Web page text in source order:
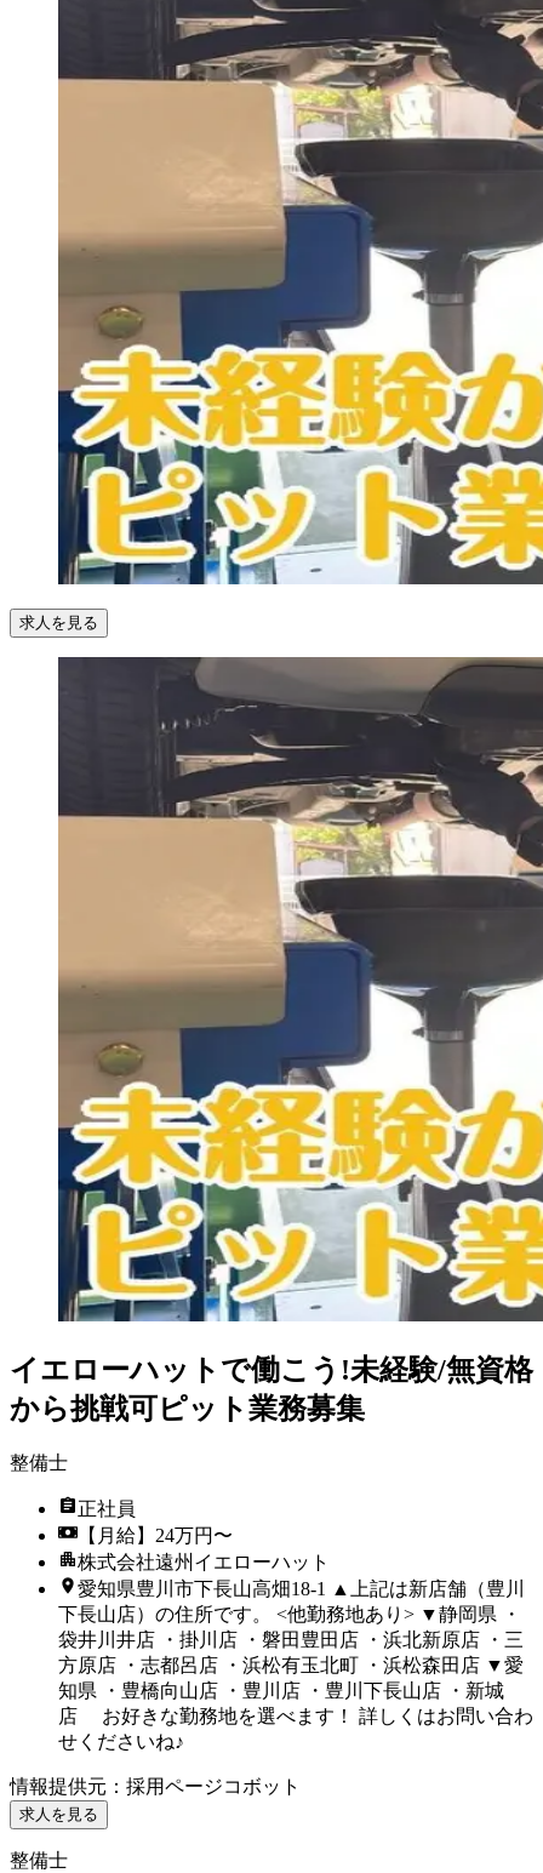
求人を見る
イエローハットで働こう!未経験/無資格
から挑戦可ピット業務募集
整備士
正社員
【月給】24万円〜
株式会社遠州イエローハット
愛知県豊川市下長山高畑18-1 ▲上記は新店舗（豊川
下長山店）の住所です。 <他勤務地あり> ▼静岡県 ・
袋井川井店 ・掛川店 ・磐田豊田店 ・浜北新原店 ・三
方原店 ・志都呂店 ・浜松有玉北町 ・浜松森田店 ▼愛
知県 ・豊橋向山店 ・豊川店 ・豊川下長山店 ・新城
店 お好きな勤務地を選べます！ 詳しくはお問い合わ
せくださいね♪
情報提供元 ： 採用ページコボット
求人を見る
整備士